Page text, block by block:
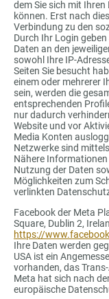
dem Sie sich mit
können. Erst nach
Verbindung zu den
Durch Ihr Login
Daten an den
sowohl Ihre IP-
Seiten Sie besucht
einem oder mehrerer
sein, werden die
entsprechenden
nur dadurch
Website und vor
Media Konten
Netzwerke sind
Nähere
Nutzung der Daten
Möglichkeiten zum
verlinkten
Facebook der Meta
Square, Dublin 2,
https://
Ihre Daten werden
USA ist ein
vorhanden, das
Meta hat sich nach
europäische